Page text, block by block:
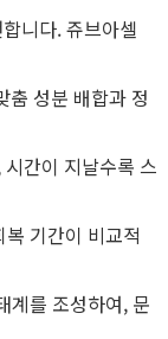
니다. 쥬브아셀
춤 성분 배합과 정
간이 지날수록 스
기간이 비교적
계를 조성하여, 문